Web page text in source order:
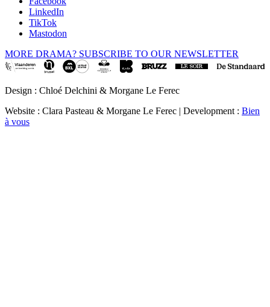
LinkedIn
TikTok
Mastodon
MORE DRAMA? SUBSCRIBE TO OUR NEWSLETTER
Design : Chloé Delchini & Morgane Le Ferec
Website : Clara Pasteau & Morgane Le Ferec | Development : Bien
à vous